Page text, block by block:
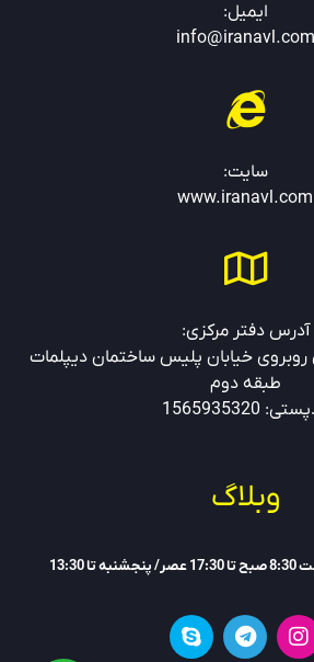
ایمیل:
info@iranavl.com
سایت:
www.iranavl.com
آدرس دفتر مرکزی:
روبروی خیابان پلیس ساختمان دیپلمات
طبقه دوم
1565935320
وبلاگ
13:30